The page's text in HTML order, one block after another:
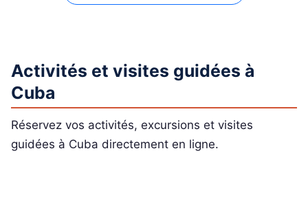
Activités et visites guidées à
Cuba
Réservez vos activités, excursions et visites
guidées à Cuba directement en ligne.